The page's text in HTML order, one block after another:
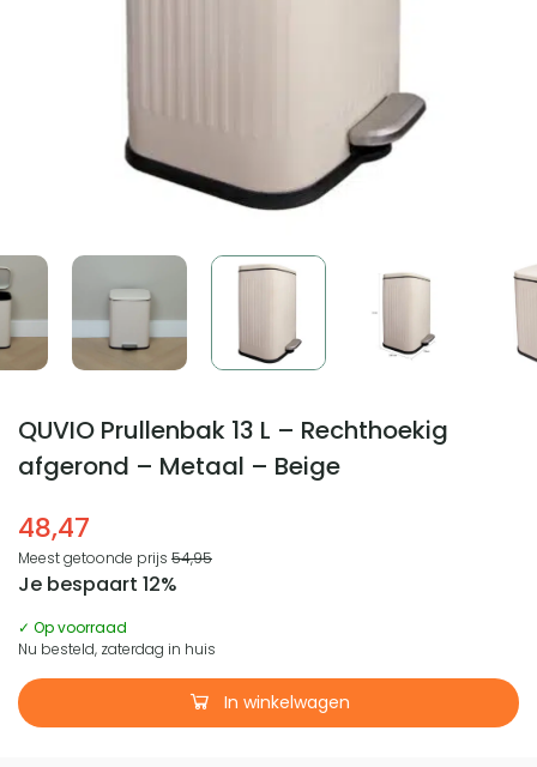
QUVIO Prullenbak 13 L – Rechthoekig
afgerond – Metaal – Beige
48,47
Meest getoonde prijs 54,95
Je bespaart 12%
✓ Op voorraad
Nu besteld, zaterdag in huis
In winkelwagen